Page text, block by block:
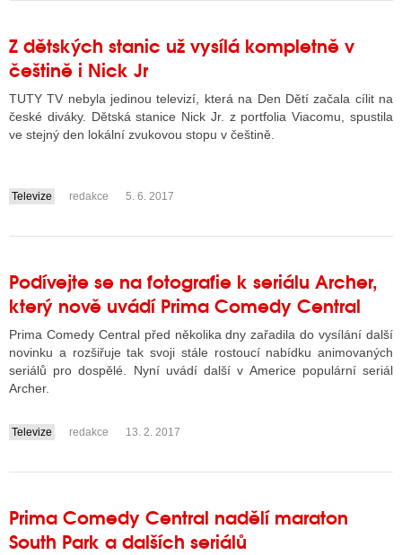
Z dětských stanic už vysílá kompletně v
češtině i Nick Jr
TUTY TV nebyla jedinou televizí, která na Den Dětí začala cílit na
české diváky. Dětská stanice Nick Jr. z portfolia Viacomu, spustila
ve stejný den lokální zvukovou stopu v češtině.
....
Televize redakce 5. 6. 2017
Podívejte se na fotografie k seriálu Archer,
který nově uvádí Prima Comedy Central
Prima Comedy Central před několika dny zařadila do vysílání další
novinku a rozšiřuje tak svoji stále rostoucí nabídku animovaných
seriálů pro dospělé. Nyní uvádí další v Americe populární seriál
Archer.
....
Televize redakce 13. 2. 2017
Prima Comedy Central nadělí maraton
South Park a dalších seriálů